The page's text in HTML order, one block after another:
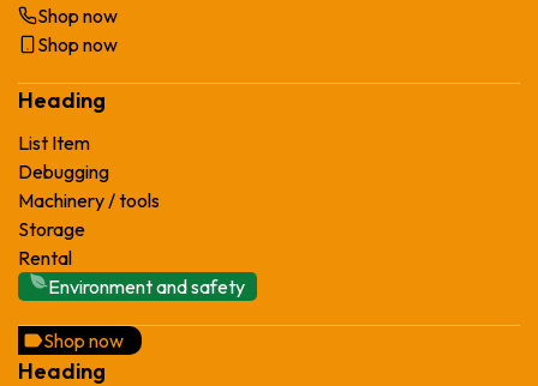
Shop now
Shop now
Heading
List Item
Debugging
Machinery / tools
Storage
Rental
Environment and safety
Shop now
Heading